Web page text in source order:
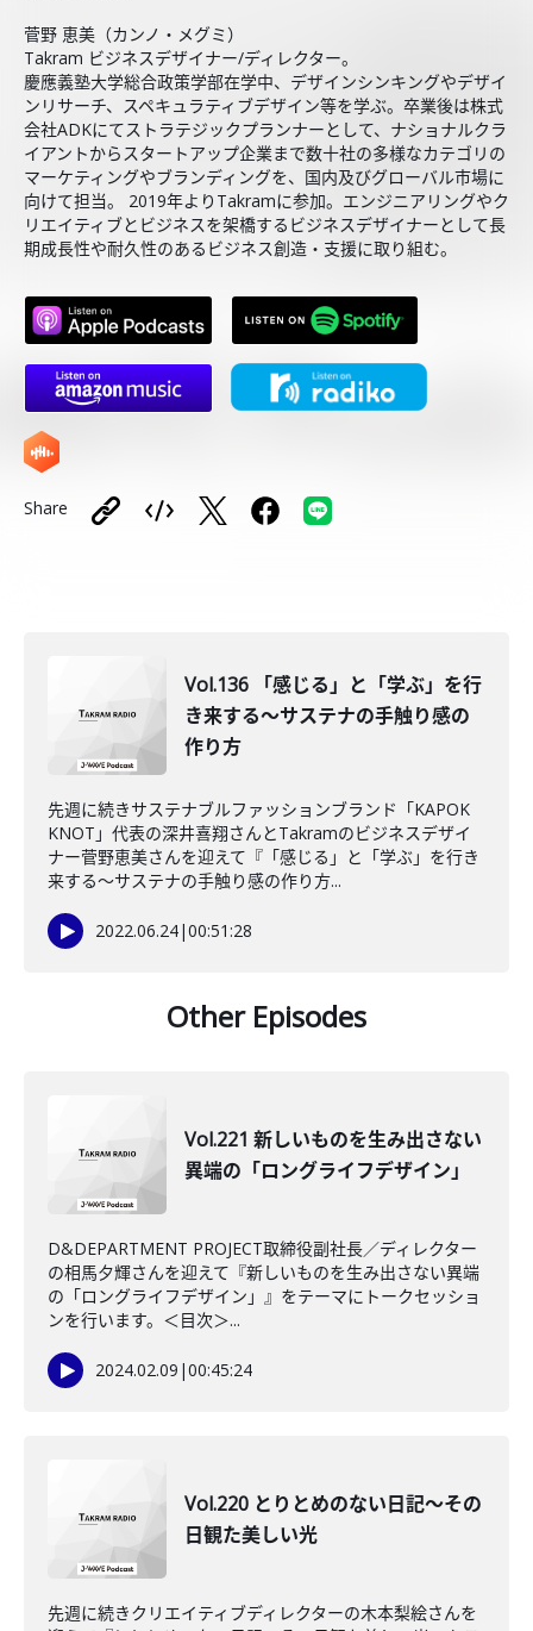
菅野 恵美（カンノ・メグミ）
Takram ビジネスデザイナー/ディレクター。
慶應義塾大学総合政策学部在学中、デザインシンキングやデザイ
ンリサーチ、スペキュラティブデザイン等を学ぶ。卒業後は株式
会社ADKにてストラテジックプランナーとして、ナショナルクラ
イアントからスタートアップ企業まで数十社の多様なカテゴリの
マーケティングやブランディングを、国内及びグローバル市場に
向けて担当。 2019年よりTakramに参加。エンジニアリングやク
リエイティブとビジネスを架橋するビジネスデザイナーとして長
期成長性や耐久性のあるビジネス創造・支援に取り組む。
Share
Vol.136 「感じる」と「学ぶ」を行
き来する～サステナの手触り感の
作り方
先週に続きサステナブルファッションブランド「KAPOK
KNOT」代表の深井喜翔さんとTakramのビジネスデザイ
ナー菅野恵美さんを迎えて『「感じる」と「学ぶ」を行き
来する～サステナの手触り感の作り方...
2022.06.24|00:51:28
Other Episodes
Vol.221 新しいものを生み出さない
異端の「ロングライフデザイン」
D&DEPARTMENT PROJECT取締役副社長／ディレクター
の相馬夕輝さんを迎えて『新しいものを生み出さない異端
の「ロングライフデザイン」』をテーマにトークセッショ
ンを行います。＜目次＞...
2024.02.09 |00:45:24
Vol.220 とりとめのない日記〜その
日観た美しい光
先週に続きクリエイティブディレクターの木本梨絵さんを